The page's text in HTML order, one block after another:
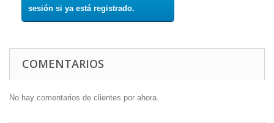
sesión si ya está registrado.
COMENTARIOS
No hay comentarios de clientes por ahora.